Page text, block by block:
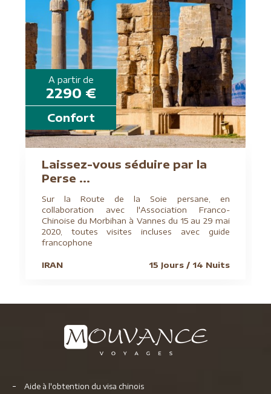
A partir de
2290 €
Confort
Laissez-vous séduire par la
Perse ...
Sur la Route de la Soie persane, en
collaboration avec l'Association Franco-
Chinoise du Morbihan à Vannes du 15 au 29 mai
2020, toutes visites incluses avec guide
francophone
IRAN 15 Jours / 14 Nuits
Aide à l'obtention du visa chinois